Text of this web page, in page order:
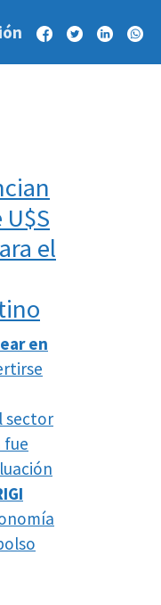
el
en
sector
fue